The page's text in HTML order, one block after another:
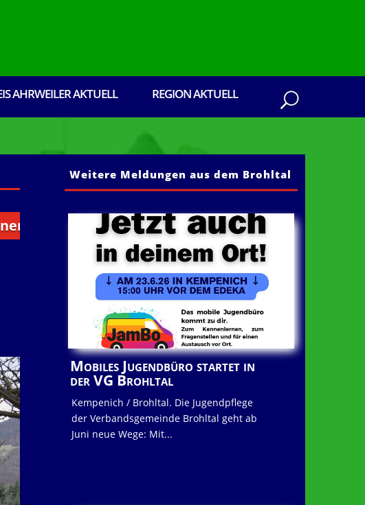
AHRWEILER AKTUELL REGION AKTUELL
dem Brohltal: Senden Sie ihre Presseberichte,
Weitere Meldungen aus dem Brohltal
Mobiles Jugendbüro startet in
der VG Brohltal
Kempenich / Brohltal. Die Jugendpflege
der Verbandsgemeinde Brohltal geht ab
Juni neue Wege: Mit...